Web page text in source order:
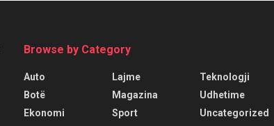
Browse by Category
Auto
Botë
Ekonomi
Lajme
Magazina
Sport
Teknologji
Udhetime
Uncategorized